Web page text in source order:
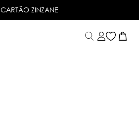
6X SEM JUROSNO CARTÃO DE CRÉDITO
CARTÃO ZINZANE